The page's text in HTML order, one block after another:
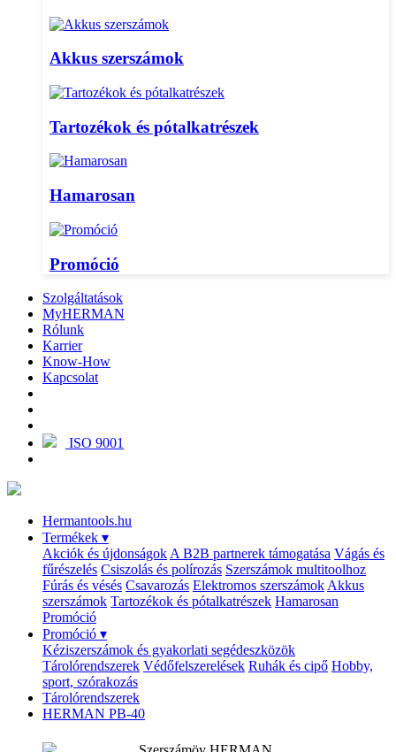
Akkus szerszámok
Tartozékok és pótalkatrészek
Hamarosan
Promóció
Szolgáltatások
MyHERMAN
Rólunk
Karrier
Know-How
Kapcsolat
ISO 9001
Hermantools.hu
Termékek ▾
Akciók és újdonságok A B2B partnerek támogatása Vágás és
fűrészelés Csiszolás és polírozás Szerszámok multitoolhoz
Fúrás és vésés Csavarozás Elektromos szerszámok Akkus
szerszámok Tartozékok és pótalkatrészek Hamarosan
Promóció
Promóció ▾
Kéziszerszámok és gyakorlati segédeszközök
Tárolórendszerek Védőfelszerelések Ruhák és cipő Hobby,
sport, szórakozás
Tárolórendszerek
HERMAN PB-40